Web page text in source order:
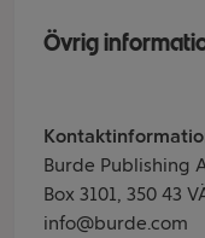
Övrig
Burde Publishing
Box 3101, 350 43
info@burde.com